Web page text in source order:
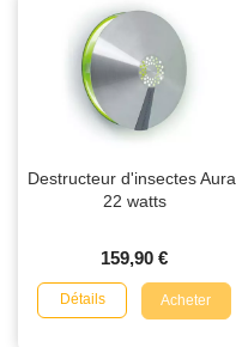
Destructeur d'insectes Aura,
22 watts
159,90 €
Détails Acheter